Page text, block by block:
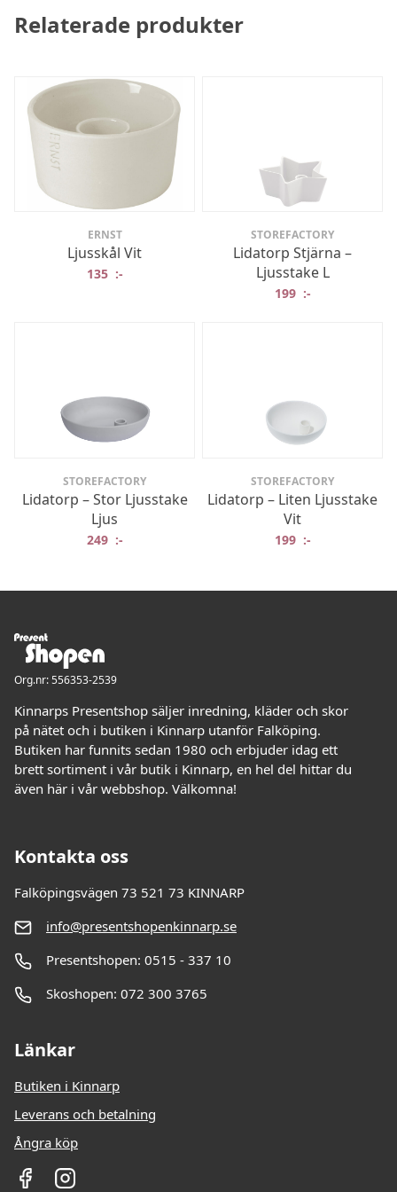
Relaterade produkter
ERNST
Ljusskål Vit
135 :-
STOREFACTORY
Lidatorp Stjärna –
Ljusstake L
199 :-
STOREFACTORY
Lidatorp – Stor Ljusstake
Ljus
249 :-
STOREFACTORY
Lidatorp – Liten Ljusstake
Vit
199 :-
Org.nr: 556353-2539
Kinnarps Presentshop säljer inredning, kläder och skor
på nätet och i butiken i Kinnarp utanför Falköping.
Butiken har funnits sedan 1980 och erbjuder idag ett
brett sortiment i vår butik i Kinnarp, en hel del hittar du
även här i vår webbshop. Välkomna!
Kontakta oss
Falköpingsvägen 73 521 73 KINNARP
info@presentshopenkinnarp.se
Presentshopen: 0515 - 337 10
Skoshopen: 072 300 3765
Länkar
Butiken i Kinnarp
Leverans och betalning
Ångra köp